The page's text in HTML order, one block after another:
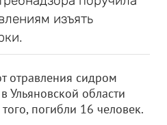
изъять
отравления сидром
Ульяновской области
погибли 16 человек.